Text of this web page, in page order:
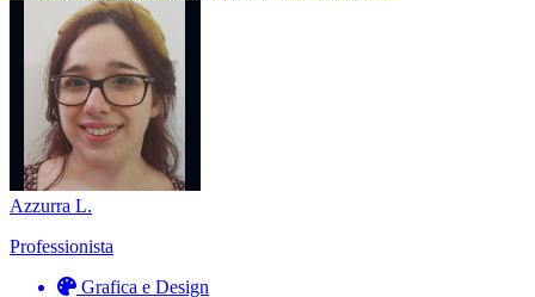
Azzurra L.
Professionista
Grafica e Design